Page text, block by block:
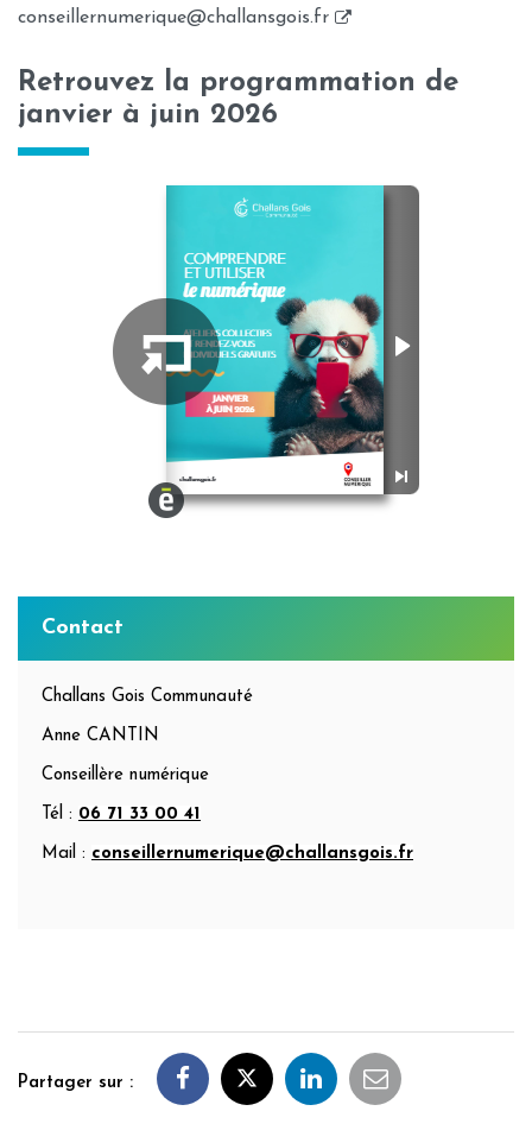
conseillernumerique@challansgois.fr
(ouverture
un
Retrouvez la programmation de
janvier à juin 2026
Informations
complémentaires
Contact
Challans Gois Communauté
Anne CANTIN
Conseillère numérique
Tél : 06 71 33 00 41
Mail : conseillernumerique@challansgois.fr
Partager sur :